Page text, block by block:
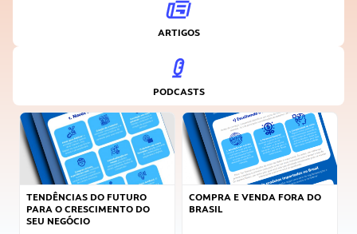
ARTIGOS
PODCASTS
TENDÊNCIAS DO FUTURO
PARA O CRESCIMENTO DO
SEU NEGÓCIO
COMPRA E VENDA FORA DO
BRASIL